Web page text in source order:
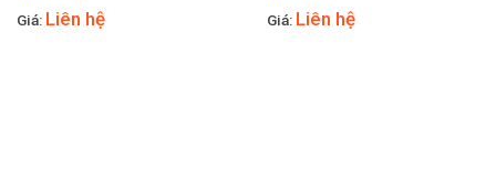
Giá: Liên hệ
Giá: Liên hệ